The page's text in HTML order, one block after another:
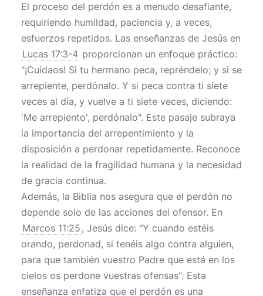
El proceso del perdón es a menudo desafiante,
requiriendo humildad, paciencia y, a veces,
esfuerzos repetidos. Las enseñanzas de Jesús en
Lucas 17:3-4 proporcionan un enfoque práctico:
"¡Cuidaos! Si tu hermano peca, repréndelo; y si se
arrepiente, perdónalo. Y si peca contra ti siete
veces al día, y vuelve a ti siete veces, diciendo:
'Me arrepiento', perdónalo". Este pasaje subraya
la importancia del arrepentimiento y la
disposición a perdonar repetidamente. Reconoce
la realidad de la fragilidad humana y la necesidad
de gracia continua.
Además, la Biblia nos asegura que el perdón no
depende solo de las acciones del ofensor. En
Marcos 11:25 , Jesús dice: "Y cuando estéis
orando, perdonad, si tenéis algo contra alguien,
para que también vuestro Padre que está en los
cielos os perdone vuestras ofensas". Esta
enseñanza enfatiza que el perdón es una